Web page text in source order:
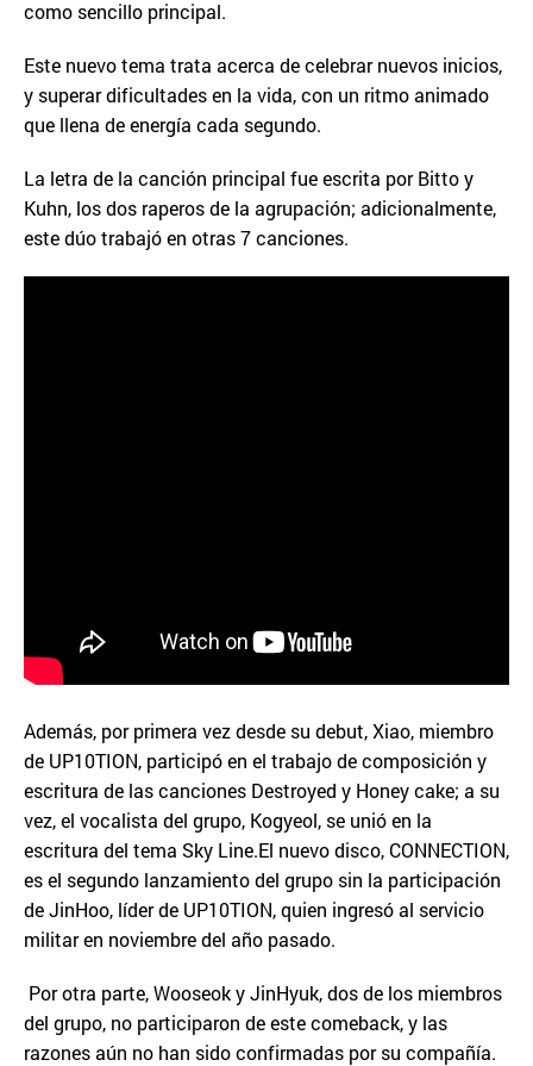
como sencillo principal.
Este nuevo tema trata acerca de celebrar nuevos inicios,
y superar dificultades en la vida, con un ritmo animado
que llena de energía cada segundo.
La letra de la canción principal fue escrita por Bitto y
Kuhn, los dos raperos de la agrupación; adicionalmente,
este dúo trabajó en otras 7 canciones.
Además, por primera vez desde su debut, Xiao, miembro
de UP10TION, participó en el trabajo de composición y
escritura de las canciones Destroyed y Honey cake; a su
vez, el vocalista del grupo, Kogyeol, se unió en la
escritura del tema Sky Line.El nuevo disco, CONNECTION,
es el segundo lanzamiento del grupo sin la participación
de JinHoo, líder de UP10TION, quien ingresó al servicio
militar en noviembre del año pasado.
Por otra parte, Wooseok y JinHyuk, dos de los miembros
del grupo, no participaron de este comeback, y las
razones aún no han sido confirmadas por su compañía.